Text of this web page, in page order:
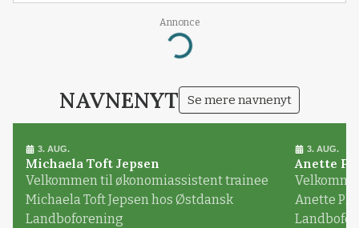
Annonce
Loading...
NAVNENYT Se mere navnenyt
3. AUG.
Michaela Toft Jepsen
Velkommen til økonomiassistent trainee
Michaela Toft Jepsen hos Østdansk
Landboforening
3. AUG.
Anette
Anette